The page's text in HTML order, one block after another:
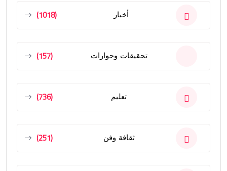
أخبار (1018)
تحقيقات وحوارات (157)
تعليم (736)
ثقافة وفن (251)